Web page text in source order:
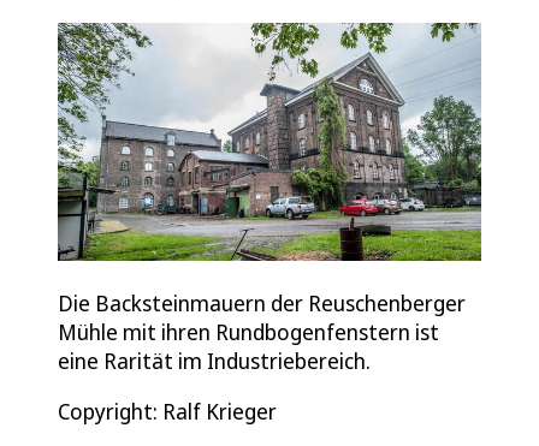
Die Backsteinmauern der Reuschenberger
Mühle mit ihren Rundbogenfenstern ist
eine Rarität im Industriebereich.
Copyright: Ralf Krieger